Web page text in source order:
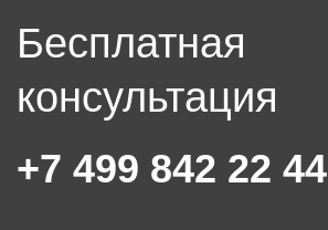
Бесплатная
консультация
+7 499 842 22 44